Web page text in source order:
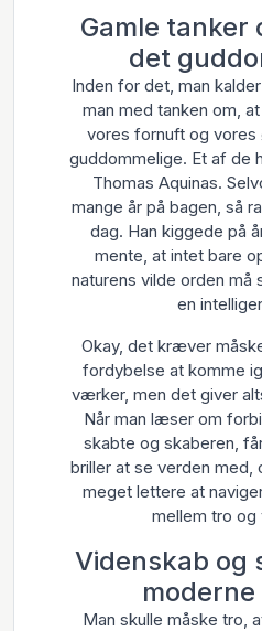
Gamle tanker
det
Inden for det, man
man med tanken om,
vores fornuft og vores
guddommelige. Et af de
Thomas Aquinas.
mange år på bagen, så
dag. Han kiggede på
mente, at intet bare
naturens vilde orden må
en
Okay, det kræver
fordybelse at komme
værker, men det giver
Når man læser om
skabte og skaberen,
briller at se verden med,
meget lettere at
mellem tro og
Videnskab og
Man skulle måske tro,